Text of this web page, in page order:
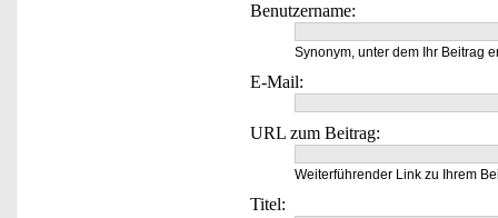
Benutzername:
Synonym, unter dem Ihr Beitrag
E-Mail:
URL zum Beitrag:
Weiterführender Link zu Ihrem
Titel: